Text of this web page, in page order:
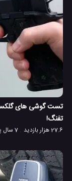
تفنگ!
27.6 هزار بازدید 7 سال پیش